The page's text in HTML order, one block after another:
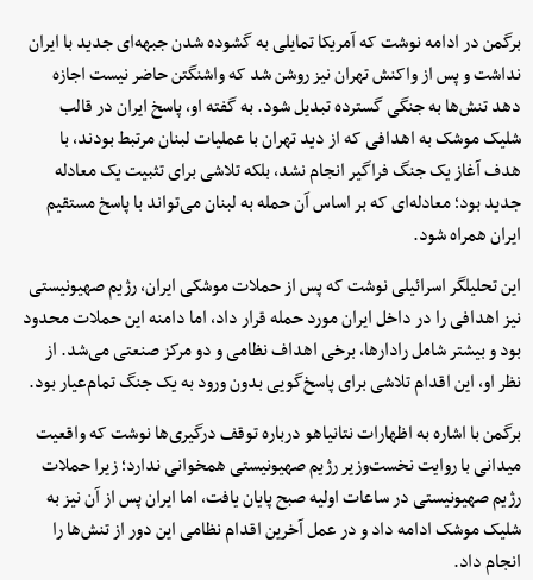
برگمن در ادامه نوشت که آمریکا تمایلی به گشوده شدن جبهه‌ای جدید با ایران
نداشت و پس از واکنش تهران نیز روشن شد که واشنگتن حاضر نیست اجازه
دهد تنش‌ها به جنگی گسترده تبدیل شود. به گفته او، پاسخ ایران در قالب
شلیک موشک به اهدافی که از دید تهران با عملیات لبنان مرتبط بودند، با
هدف آغاز یک جنگ فراگیر انجام نشد، بلکه تلاشی برای تثبیت یک معادله
جدید بود؛ معادله‌ای که بر اساس آن حمله به لبنان می‌تواند با پاسخ مستقیم
ایران همراه شود.
این تحلیلگر اسرائیلی نوشت که پس از حملات موشکی ایران، رژیم صهیونیستی
نیز اهدافی را در داخل ایران مورد حمله قرار داد، اما دامنه این حملات محدود
بود و بیشتر شامل رادارها، برخی اهداف نظامی و دو مرکز صنعتی می‌شد. از
نظر او، این اقدام تلاشی برای پاسخ‌گویی بدون ورود به یک جنگ تمام‌عیار بود.
برگمن با اشاره به اظهارات نتانیاهو درباره توقف درگیری‌ها نوشت که واقعیت
میدانی با روایت نخست‌وزیر رژیم صهیونیستی همخوانی ندارد؛ زیرا حملات
رژیم صهیونیستی در ساعات اولیه صبح پایان یافت، اما ایران پس از آن نیز به
شلیک موشک ادامه داد و در عمل آخرین اقدام نظامی این دور از تنش‌ها را
انجام داد.